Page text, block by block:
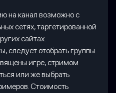
на канал возможно с
сетях, таргетированной
сайтах.
следует отобрать группы
игре, стримом
или же выбрать
Стоимость